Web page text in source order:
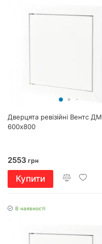
Дверцята ревізійні Вентс ДМ
600х800
2553 грн
Купити
В наявності